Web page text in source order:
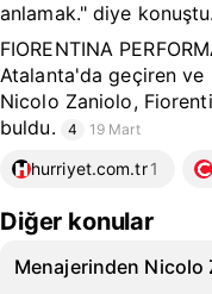
anlamak." diye konuştu.
FIORENTINA
Atalanta'da geçiren ve
Nicolo Zaniolo,
buldu.
4 19 Mart
hurriyet.com.tr1
Diğer konular
Menajerinden Nicolo